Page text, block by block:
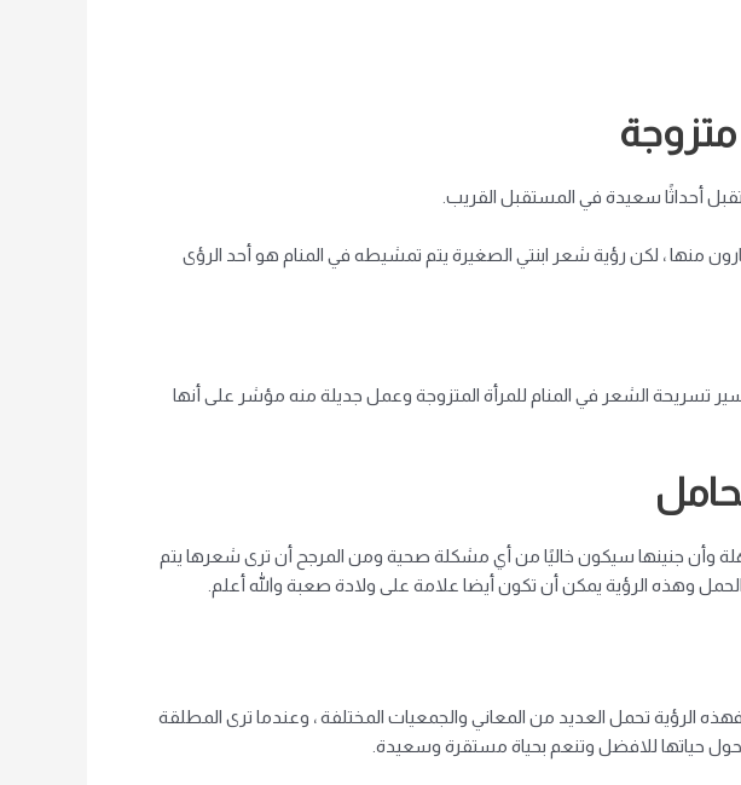
أحداثًا سعيدة في المستقبل القريب.
منها ، لكن رؤية شعر ابنتي الصغيرة يتم تمشيطه في المنام هو أحد الرؤى
تسريحة الشعر في المنام للمرأة المتزوجة وعمل جديلة منه مؤشر على أنها
وأن جنينها سيكون خاليًا من أي مشكلة صحية ومن المرجح أن ترى شعرها يتم
وهذه الرؤية يمكن أن تكون أيضا علامة على ولادة صعبة والله أعلم.
الرؤية تحمل العديد من المعاني والجمعيات المختلفة ، وعندما ترى المطلقة
حياتها للافضل وتنعم بحياة مستقرة وسعيدة.